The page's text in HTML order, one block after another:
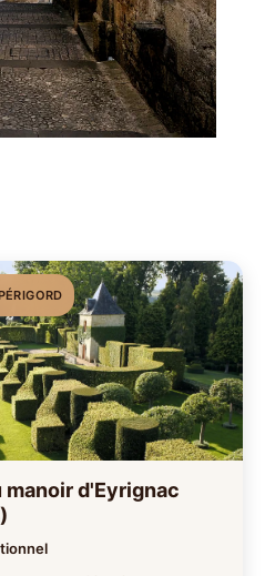
manoir d'Eyrignac